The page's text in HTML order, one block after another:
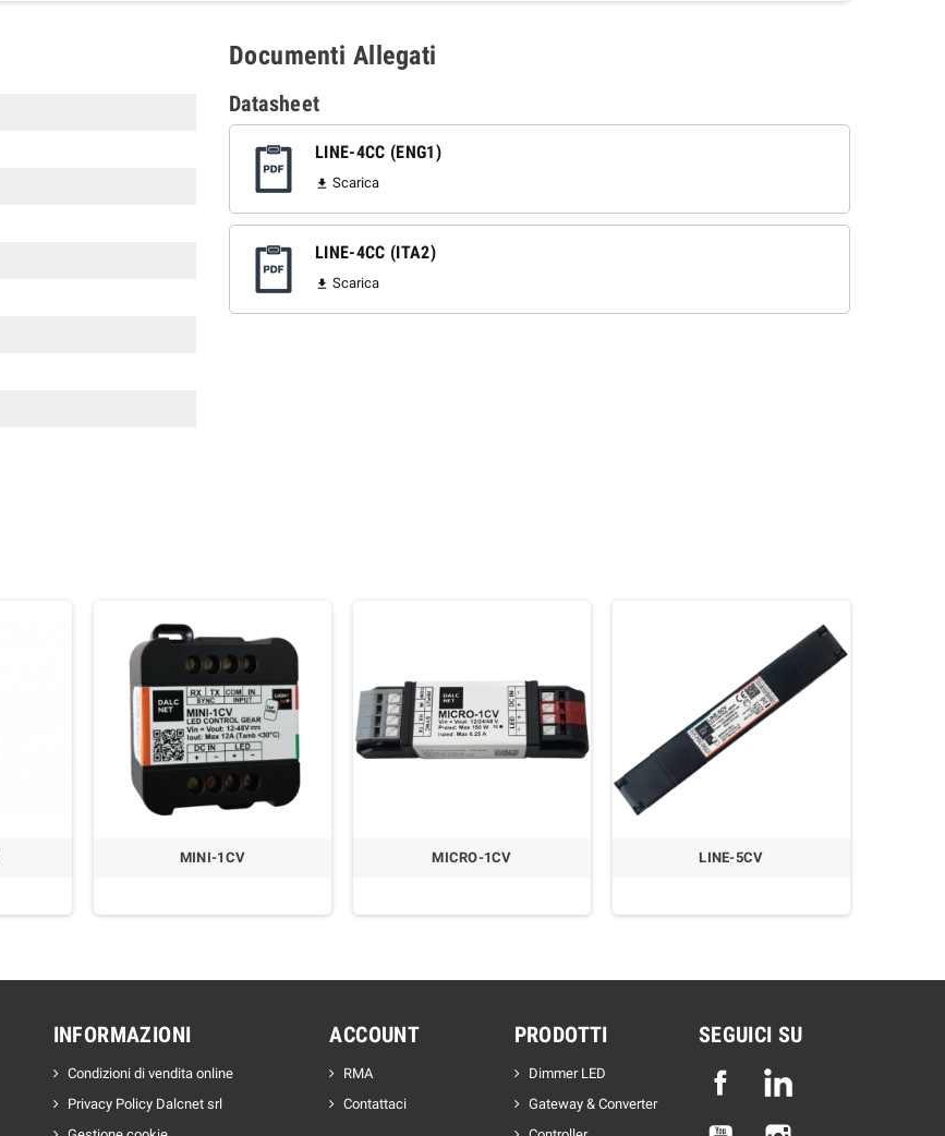
Documenti Allegati
Datasheet
LINE-4CC (ENG1)
 Scarica
LINE-4CC (ITA2)
 Scarica
MINI-1CV MICRO-1CV LINE-5CV
INFORMAZIONI
Condizioni di vendita online
Privacy Policy Dalcnet srl
ACCOUNT
RMA
Contattaci
PRODOTTI
Dimmer LED
Gateway & Converter
SEGUICI SU
Facebook
YouTube